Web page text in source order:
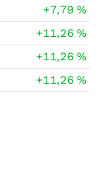
+7,79%
+11,26%
+11,26%
+11,26%